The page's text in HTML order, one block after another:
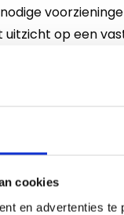
cookies
en advertenties
op een
binnen
een natuurlijk